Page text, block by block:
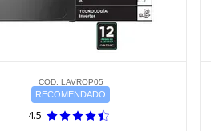
COD. LAVROP05
RECOMENDADO
4.5